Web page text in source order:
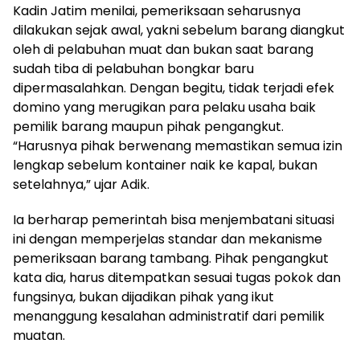
Kadin Jatim menilai, pemeriksaan seharusnya
dilakukan sejak awal, yakni sebelum barang diangkut
oleh di pelabuhan muat dan bukan saat barang
sudah tiba di pelabuhan bongkar baru
dipermasalahkan. Dengan begitu, tidak terjadi efek
domino yang merugikan para pelaku usaha baik
pemilik barang maupun pihak pengangkut.
“Harusnya pihak berwenang memastikan semua izin
lengkap sebelum kontainer naik ke kapal, bukan
setelahnya,” ujar Adik.
Ia berharap pemerintah bisa menjembatani situasi
ini dengan memperjelas standar dan mekanisme
pemeriksaan barang tambang. Pihak pengangkut
kata dia, harus ditempatkan sesuai tugas pokok dan
fungsinya, bukan dijadikan pihak yang ikut
menanggung kesalahan administratif dari pemilik
muatan.